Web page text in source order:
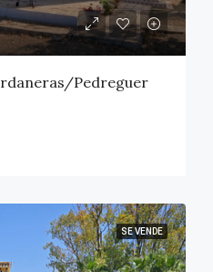
Pedreguer
SE VENDE